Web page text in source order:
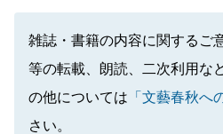
雑誌・書籍の内容に関するご
等の転載、朗読、二次利用な
の他については 「文藝春秋へ
さい。